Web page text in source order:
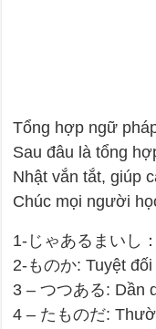
Tổng hợp ngữ
Sau đâu là tổng
Nhật vắn tắt, giúp
Chúc mọi người
1-じゃあるまいし
2-ものか: Tuyệt
3 – つつある: Dần
4 – たものだ: